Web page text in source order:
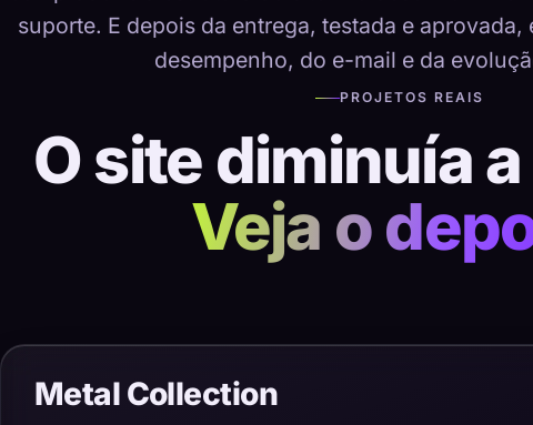
suporte. E depois da entrega, testada e
desempenho, do e-mail e da
PROJETOS REAIS
O site diminuía
Veja o
Metal Collection